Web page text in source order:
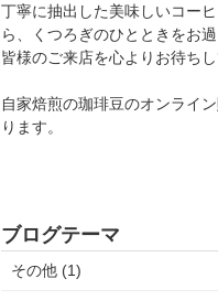
丁寧に抽出した美味しいコー
ら、くつろぎのひとときをお過
皆様のご来店を心よりお待ちし
自家焙煎の珈琲豆のオンライ
ります。
ブログテーマ
その他 (1)